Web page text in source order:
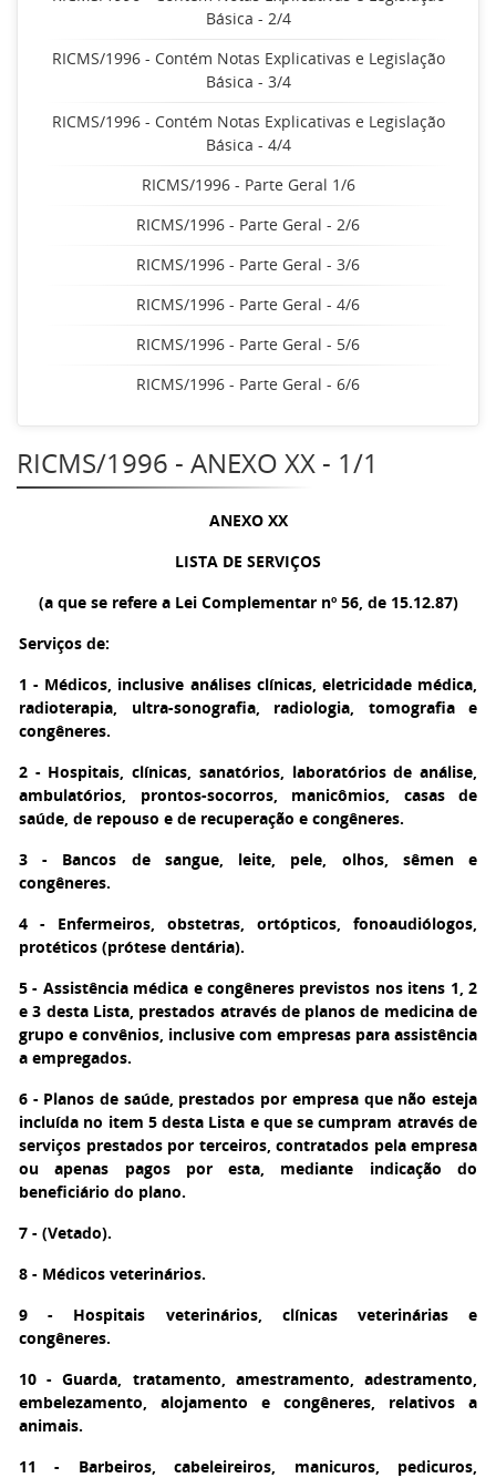
Básica - 2/4
RICMS/1996 - Contém Notas Explicativas e Legislação
Básica - 3/4
RICMS/1996 - Contém Notas Explicativas e Legislação
Básica - 4/4
RICMS/1996 - Parte Geral 1/6
RICMS/1996 - Parte Geral - 2/6
RICMS/1996 - Parte Geral - 3/6
RICMS/1996 - Parte Geral - 4/6
RICMS/1996 - Parte Geral - 5/6
RICMS/1996 - Parte Geral - 6/6
RICMS/1996 - ANEXO XX - 1/1
ANEXO XX
LISTA DE SERVIÇOS
(a que se refere a Lei Complementar nº 56, de 15.12.87)
Serviços de:
1 - Médicos, inclusive análises clínicas, eletricidade médica,
radioterapia, ultra-sonografia, radiologia, tomografia e
congêneres.
2 - Hospitais, clínicas, sanatórios, laboratórios de análise,
ambulatórios, prontos-socorros, manicômios, casas de
saúde, de repouso e de recuperação e congêneres.
3 - Bancos de sangue, leite, pele, olhos, sêmen e
congêneres.
4 - Enfermeiros, obstetras, ortópticos, fonoaudiólogos,
protéticos (prótese dentária).
5 - Assistência médica e congêneres previstos nos itens 1, 2
e 3 desta Lista, prestados através de planos de medicina de
grupo e convênios, inclusive com empresas para assistência
a empregados.
6 - Planos de saúde, prestados por empresa que não esteja
incluída no item 5 desta Lista e que se cumpram através de
serviços prestados por terceiros, contratados pela empresa
ou apenas pagos por esta, mediante indicação do
beneficiário do plano.
7 - (Vetado).
8 - Médicos veterinários.
9 - Hospitais veterinários, clínicas veterinárias e
congêneres.
10 - Guarda, tratamento, amestramento, adestramento,
embelezamento, alojamento e congêneres, relativos a
animais.
11 - Barbeiros, cabeleireiros, manicuros, pedicuros,